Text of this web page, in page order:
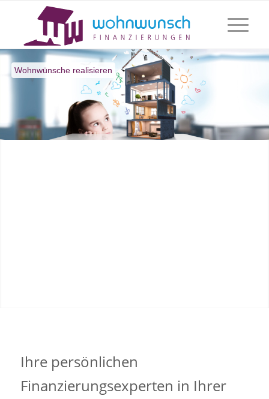
Wohnwünsche realisieren
Ihre persönlichen
Finanzierungsexperten in Ihrer